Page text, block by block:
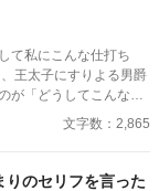
て私にこんな仕打ち
王太子にすりよる男爵
が「どうしてこんなこ
、丁寧にご説明して差
――全部説明された
文字数：2,865
りのセリフを言った